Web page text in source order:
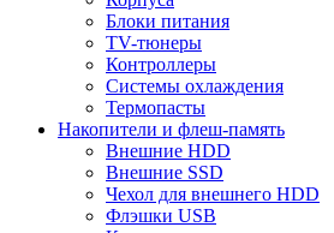
Блоки питания
TV-тюнеры
Контроллеры
Системы охлаждения
Термопасты
Накопители и флеш-память
Внешние HDD
Внешние SSD
Чехол для внешнего HDD
Флэшки USB